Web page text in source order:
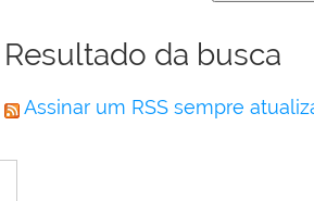
Resultado da busca
Assinar um RSS sempre